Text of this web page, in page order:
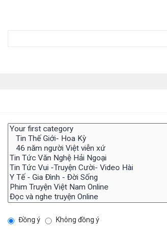
Đồng ý Không đồng ý